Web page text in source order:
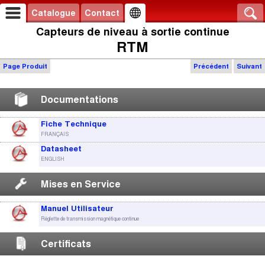
Catalogue Contact
Capteurs de niveau à sortie continue
RTM
Précédent Suivant
Page Produit
Documentations
Fiche Technique
FRANÇAIS
Datasheet
ENGLISH
Mises en Service
Manuel Utilisateur
Réglette de transmission magnétique continue
Certificats